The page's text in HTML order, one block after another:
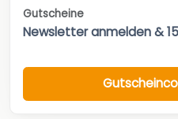
Gutscheine
Newsletter anmelden &